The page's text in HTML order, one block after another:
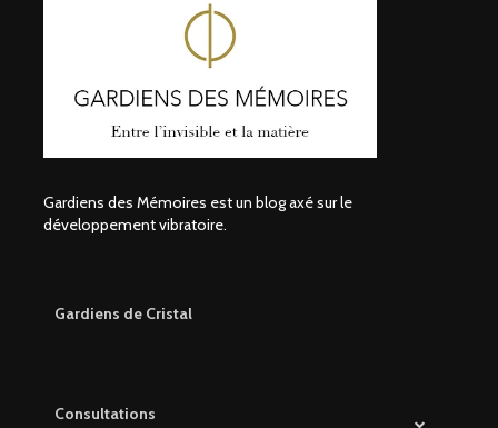
Gardiens des Mémoires est un blog axé sur le
développement vibratoire.
Gardiens de Cristal
Consultations